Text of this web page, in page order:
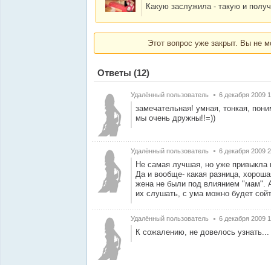
Какую заслужила - такую и
Этот вопрос уже закрыт. Вы не
Ответы (12)
Удалённый пользователь 6 декабря 2009
замечательная! умная, тонкая,
мы очень дружны!!=))
Удалённый пользователь 6 декабря 2009
Не самая лучшая, но уже
Да и вообще- какая разница,
жена не были под влиянием "мам".
их слушать, с ума можно будет
Удалённый пользователь 6 декабря 2009
К сожалению, не довелось узнать...